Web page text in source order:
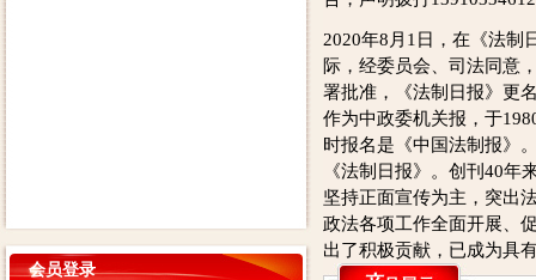
会员登录
2020年8月1日，在《法制
际，经委员会、司法同意
署批准，《法制日报》更
作为中政委机关报，于
时报名是《中国法制报》
《法制日报》。创刊40年
坚持正面宣传为主，突出
政法各项工作全面开展、
出了积极贡献，已成为具